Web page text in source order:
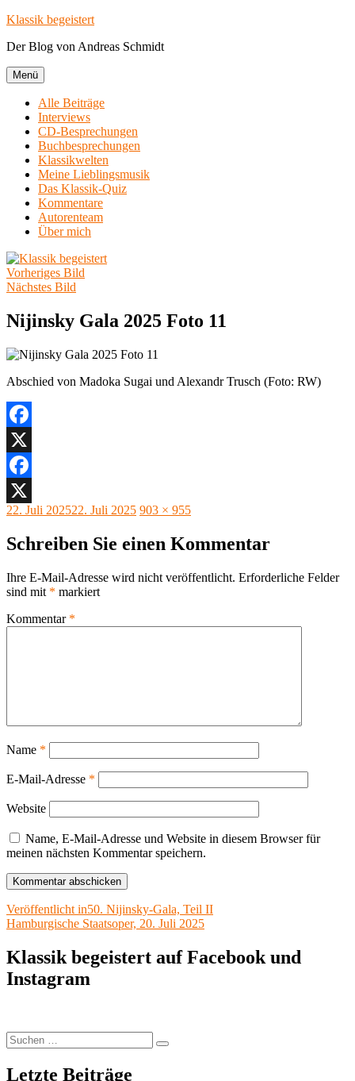
Zum
springen
Klassik begeistert
Der Blog von Andreas Schmidt
Menü
Alle Beiträge
Interviews
CD-Besprechungen
Buchbesprechungen
Klassikwelten
Meine Lieblingsmusik
Das Klassik-Quiz
Kommentare
Autorenteam
Über mich
Vorheriges Bild
Nächstes Bild
Nijinsky Gala 2025 Foto 11
Abschied von Madoka Sugai und Alexandr Trusch (Foto: RW)
Facebook
X
Facebook
X
Veröffentlicht
22. Juli 202522. Juli 2025 Originalgröße
903 × 955
Schreiben Sie einen Kommentar
Ihre E-Mail-Adresse wird nicht veröffentlicht. Erforderliche Felder
sind mit * markiert
Kommentar *
Name *
E-Mail-Adresse *
Website
Name, E-Mail-Adresse und Website in diesem Browser für
meinen nächsten Kommentar speichern.
Beitragsnavigation
Veröffentlicht in50. Nijinsky-Gala, Teil II
Hamburgische Staatsoper, 20. Juli 2025
Klassik begeistert auf Facebook und
Instagram
Suchen
nach:
Suchen
Letzte Beiträge